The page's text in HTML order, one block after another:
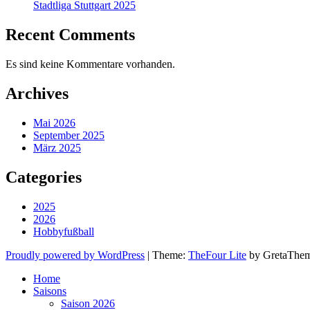
Stadtliga Stuttgart 2025
Recent Comments
Es sind keine Kommentare vorhanden.
Archives
Mai 2026
September 2025
März 2025
Categories
2025
2026
Hobbyfußball
Proudly powered by WordPress | Theme: TheFour Lite by
Home
Saisons
Saison 2026